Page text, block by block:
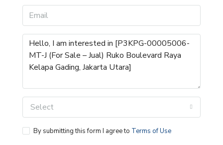
Select
By submitting this form I agree to Terms of Use